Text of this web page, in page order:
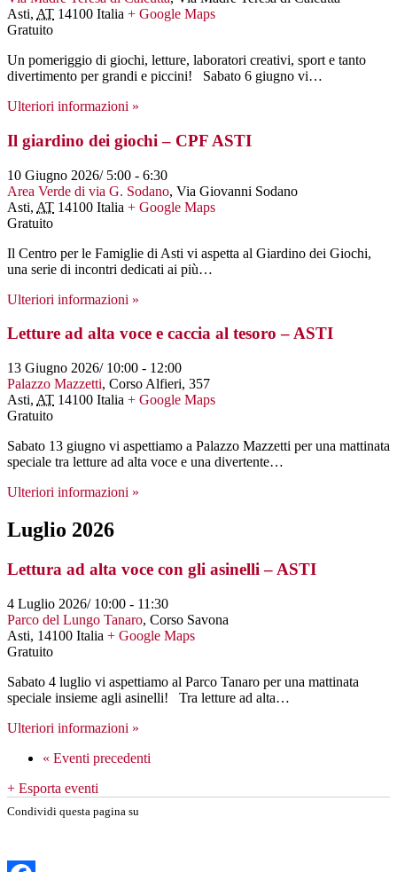
Asti, AT 14100 Italia + Google Maps
Gratuito
Un pomeriggio di giochi, letture, laboratori creativi, sport e tanto
divertimento per grandi e piccini! Sabato 6 giugno vi…
Ulteriori informazioni »
Il giardino dei giochi – CPF ASTI
10 Giugno 2026/ 5:00 - 6:30
Area Verde di via G. Sodano, Via Giovanni Sodano
Asti, AT 14100 Italia + Google Maps
Gratuito
Il Centro per le Famiglie di Asti vi aspetta al Giardino dei Giochi,
una serie di incontri dedicati ai più…
Ulteriori informazioni »
Letture ad alta voce e caccia al tesoro – ASTI
13 Giugno 2026/ 10:00 - 12:00
Palazzo Mazzetti, Corso Alfieri, 357
Asti, AT 14100 Italia + Google Maps
Gratuito
Sabato 13 giugno vi aspettiamo a Palazzo Mazzetti per una mattinata
speciale tra letture ad alta voce e una divertente…
Ulteriori informazioni »
Luglio 2026
Lettura ad alta voce con gli asinelli – ASTI
4 Luglio 2026/ 10:00 - 11:30
Parco del Lungo Tanaro, Corso Savona
Asti, 14100 Italia + Google Maps
Gratuito
Sabato 4 luglio vi aspettiamo al Parco Tanaro per una mattinata
speciale insieme agli asinelli! Tra letture ad alta…
Ulteriori informazioni »
« Eventi precedenti
+ Esporta eventi
Condividi questa pagina su